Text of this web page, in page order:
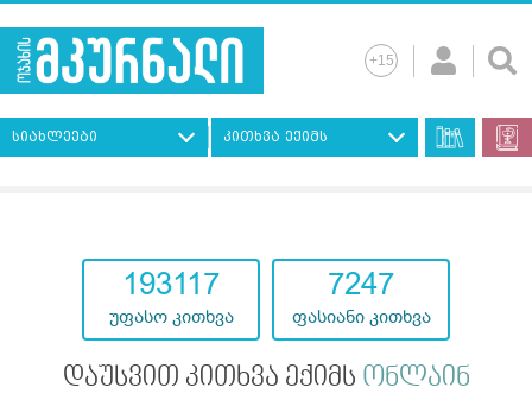
სიახლეები კითხვა ექიმს
193117
უფასო კითხვა
7247
ფასიანი კითხვა
დაუსვით კითხვა ექიმს ონლაინ